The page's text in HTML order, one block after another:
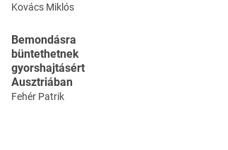
Kovács Miklós
Bemondásra
büntethetnek
gyorshajtásért
Ausztriában
Fehér Patrik